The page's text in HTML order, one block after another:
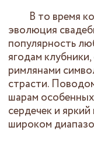
В то время
эволюция
популярность
ягодам
римлянами
страсти.
шарам
сердечек и
широком